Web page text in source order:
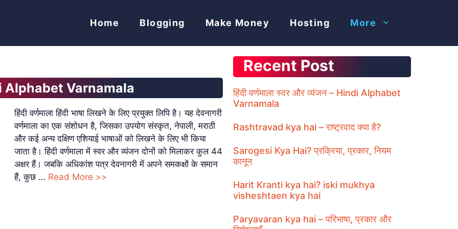
Home Blogging Make Money Hosting More
Alphabet Varnamala
हिंदी वर्णमाला हिंदी भाषा लिखने के लिए प्रयुक्त लिपि है। यह देवनागरी
वर्णमाला का एक संशोधन है, जिसका उपयोग संस्कृत, नेपाली, मराठी
और कई अन्य दक्षिण एशियाई भाषाओं को लिखने के लिए भी किया
जाता है। हिंदी वर्णमाला में स्वर और व्यंजन दोनों को मिलाकर कुल 44
अक्षर हैं। जबकि अधिकांश पत्र देवनागरी में अपने समकक्षों के समान
हैं, कुछ … Read More >>
Recent Post
हिंदी वर्णमाला स्वर और व्यंजन – Hindi Alphabet
Varnamala
Rashtravad kya hai – राष्ट्रवाद क्या है?
Sarogesi Kya Hai? प्रक्रिया, प्रकार, नियम
कानून
Harit Kranti kya hai? iski mukhya
visheshtaen kya hai
Paryavaran kya hai – परिभाषा, प्रकार और